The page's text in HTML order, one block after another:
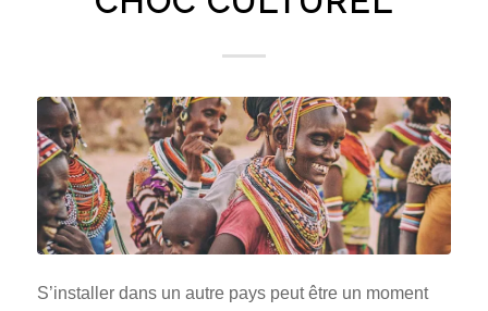
S’installer dans un autre pays peut être un moment